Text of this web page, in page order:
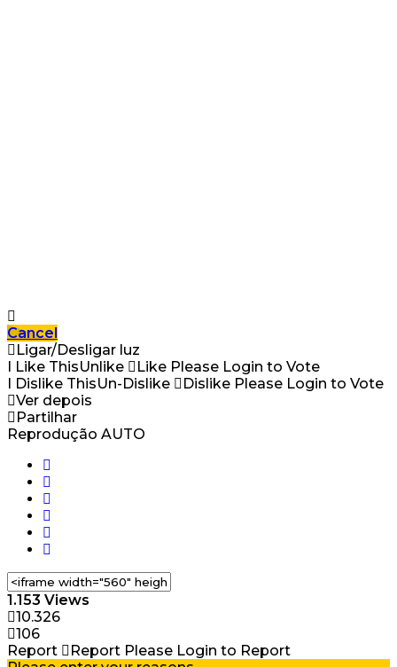
Cancel
Ligar/Desligar luz
I Like ThisUnlike Like Please Login to Vote
I Dislike ThisUn-Dislike Dislike Please Login to Vote
Ver depois
Partilhar
Reprodução AUTO
1.153 Views
10.326
106
Report
Report Please Login to Report